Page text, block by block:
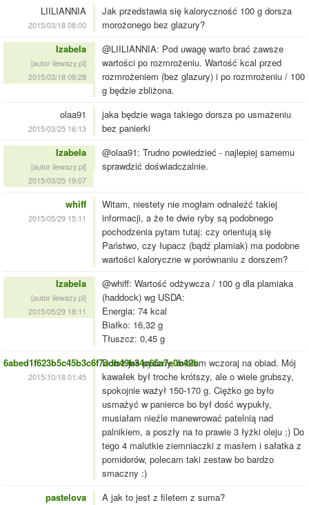
LIILIANNIA
2015/03/18 08:00
Jak przedstawia się kaloryczność 100 g dorsza
morożonego bez glazury?
Izabela
[autor ilewazy.pl]
2015/03/18 09:28
@LIILIANNIA: Pod uwagę warto brać zawsze
wartości po rozmrożeniu. Wartość kcal przed
rozmrożeniem (bez glazury) i po rozmrożeniu / 100
g będzie zbliżona.
olaa91
2015/03/25 16:13
jaka będzie waga takiego dorsza po usmażeniu
bez panierki
Izabela
[autor ilewazy.pl]
2015/03/25 19:07
@olaa91: Trudno powiedzieć - najlepiej samemu
sprawdzić doświadczalnie.
whiff
2015/05/29 15:11
Witam, niestety nie mogłam odnaleźć takiej
informacji, a że te dwie ryby są podobnego
pochodzenia pytam tutaj: czy orientują się
Państwo, czy łupacz (bądź plamiak) ma podobne
wartości kaloryczne w porównaniu z dorszem?
Izabela
[autor ilewazy.pl]
2015/05/29 18:11
@whiff: Wartość odżywcza / 100 g dla plamiaka
(haddock) wg USDA:
Energia: 74 kcal
Białko: 16,32 g
Tłuszcz: 0,45 g
6abed1f623b5c45b3c6f7adb49b34c65a7e0b42b
2015/10/18 01:45
Dorsz jes pyszny, miałam wczoraj na obiad. Mój
kawałek był troche krótszy, ale o wiele grubszy,
spokojnie ważył 150-170 g. Ciężko go było
usmażyć w panierce bo był dość wypukły,
musiałam nieźle manewrować patelnią nad
palnikiem, a poszły na to prawie 3 łyżki oleju ;) Do
tego 4 malutkie ziemniaczki z masłem i sałatka z
pomidorów, polecam taki zestaw bo bardzo
smaczny :)
pastelova
A jak to jest z filetem z suma?